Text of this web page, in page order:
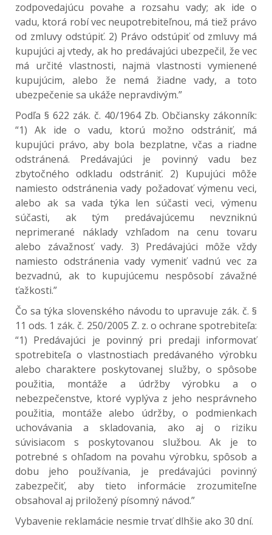
zodpovedajúcu povahe a rozsahu vady; ak ide o
vadu, ktorá robí vec neupotrebiteľnou, má tiež právo
od zmluvy odstúpiť. 2) Právo odstúpiť od zmluvy má
kupujúci aj vtedy, ak ho predávajúci ubezpečil, že vec
má určité vlastnosti, najmä vlastnosti vymienené
kupujúcim, alebo že nemá žiadne vady, a toto
ubezpečenie sa ukáže nepravdivým.”
Podľa § 622 zák. č. 40/1964 Zb. Občiansky zákonník:
“1) Ak ide o vadu, ktorú možno odstrániť, má
kupujúci právo, aby bola bezplatne, včas a riadne
odstránená. Predávajúci je povinný vadu bez
zbytočného odkladu odstrániť. 2) Kupujúci môže
namiesto odstránenia vady požadovať výmenu veci,
alebo ak sa vada týka len súčasti veci, výmenu
súčasti, ak tým predávajúcemu nevzniknú
neprimerané náklady vzhľadom na cenu tovaru
alebo závažnosť vady. 3) Predávajúci môže vždy
namiesto odstránenia vady vymeniť vadnú vec za
bezvadnú, ak to kupujúcemu nespôsobí závažné
ťažkosti.”
Čo sa týka slovenského návodu to upravuje zák. č. §
11 ods. 1 zák. č. 250/2005 Z. z. o ochrane spotrebiteľa:
“1) Predávajúci je povinný pri predaji informovať
spotrebiteľa o vlastnostiach predávaného výrobku
alebo charaktere poskytovanej služby, o spôsobe
použitia, montáže a údržby výrobku a o
nebezpečenstve, ktoré vyplýva z jeho nesprávneho
použitia, montáže alebo údržby, o podmienkach
uchovávania a skladovania, ako aj o riziku
súvisiacom s poskytovanou službou. Ak je to
potrebné s ohľadom na povahu výrobku, spôsob a
dobu jeho používania, je predávajúci povinný
zabezpečiť, aby tieto informácie zrozumiteľne
obsahoval aj priložený písomný návod.”
Vybavenie reklamácie nesmie trvať dlhšie ako 30 dní.